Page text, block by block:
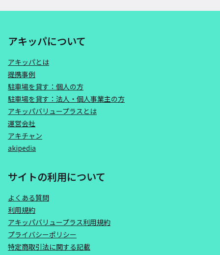
アキッパについて
アキッパとは
提携事例
駐車場を貸す：個人の方
駐車場を貸す：法人・個人事業主の方
アキッパバリュープラスとは
運営会社
アキチャン
akipedia
サイトの利用について
よくある質問
利用規約
アキッパバリュープラス利用規約
プライバシーポリシー
特定商取引法に関する記載